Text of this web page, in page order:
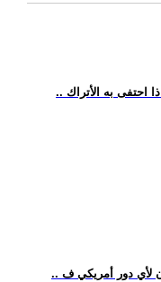
احتفى به الأتراك
لأي دور أمريكي ف